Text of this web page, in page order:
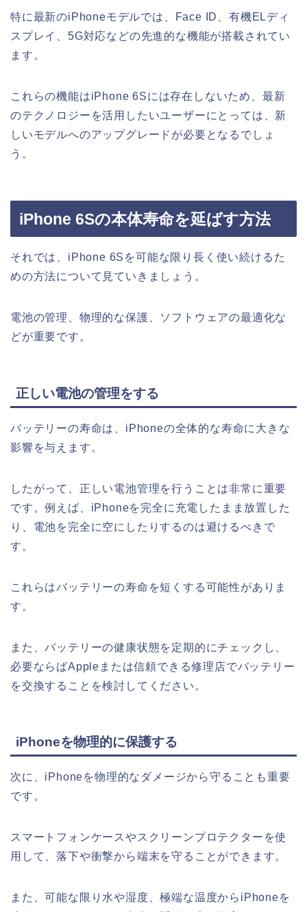
特に最新のiPhoneモデルでは、Face ID、有機ELディ
スプレイ、5G対応などの先進的な機能が搭載されてい
ます。
これらの機能はiPhone 6Sには存在しないため、最新
のテクノロジーを活用したいユーザーにとっては、新
しいモデルへのアップグレードが必要となるでしょ
う。
iPhone 6Sの本体寿命を延ばす方法
それでは、iPhone 6Sを可能な限り長く使い続けるた
めの方法について見ていきましょう。
電池の管理、物理的な保護、ソフトウェアの最適化な
どが重要です。
正しい電池の管理をする
バッテリーの寿命は、iPhoneの全体的な寿命に大きな
影響を与えます。
したがって、正しい電池管理を行うことは非常に重要
です。例えば、iPhoneを完全に充電したまま放置した
り、電池を完全に空にしたりするのは避けるべきで
す。
これらはバッテリーの寿命を短くする可能性がありま
す。
また、バッテリーの健康状態を定期的にチェックし、
必要ならばAppleまたは信頼できる修理店でバッテリー
を交換することを検討してください。
iPhoneを物理的に保護する
次に、iPhoneを物理的なダメージから守ることも重要
です。
スマートフォンケースやスクリーンプロテクターを使
用して、落下や衝撃から端末を守ることができます。
また、可能な限り水や湿度、極端な温度からiPhoneを